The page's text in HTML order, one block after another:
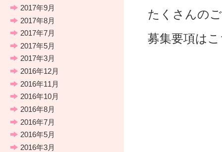
たくさんの
募集要項は
2017年9月
2017年8月
2017年7月
2017年5月
2017年3月
2016年12月
2016年11月
2016年10月
2016年8月
2016年7月
2016年5月
2016年3月